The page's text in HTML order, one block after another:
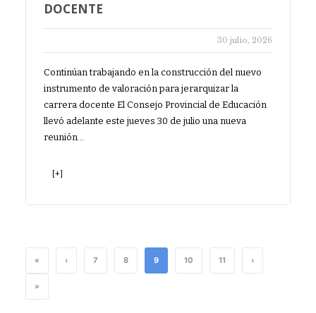
DOCENTE
30 julio, 2026
Continúan trabajando en la construcción del nuevo
instrumento de valoración para jerarquizar la
carrera docente El Consejo Provincial de Educación
llevó adelante este jueves 30 de julio una nueva
reunión…
[+]
« ‹ 7 8 9 10 11 ›
»